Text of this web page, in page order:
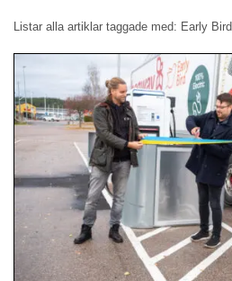
Listar alla artiklar taggade med: Early Bird